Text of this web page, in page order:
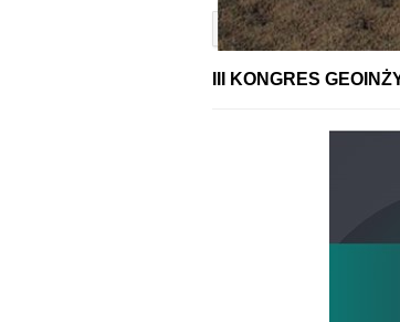
Więcej
III KONGRES